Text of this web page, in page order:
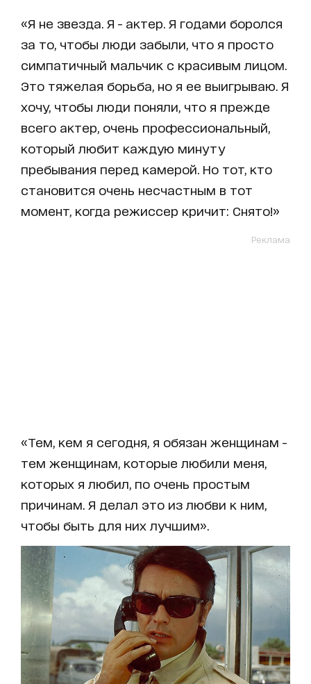
«Я не звезда. Я - актер. Я годами боролся
за то, чтобы люди забыли, что я просто
симпатичный мальчик с красивым лицом.
Это тяжелая борьба, но я ее выигрываю. Я
хочу, чтобы люди поняли, что я прежде
всего актер, очень профессиональный,
который любит каждую минуту
пребывания перед камерой. Но тот, кто
становится очень несчастным в тот
момент, когда режиссер кричит: Снято!»
Реклама
«Тем, кем я сегодня, я обязан женщинам -
тем женщинам, которые любили меня,
которых я любил, по очень простым
причинам. Я делал это из любви к ним,
чтобы быть для них лучшим».